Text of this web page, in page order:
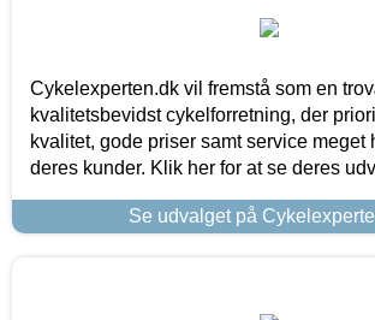
Cykelexperten.dk vil fremstå som en
kvalitetsbevidst cykelforretning, der
kvalitet, gode priser samt service meget
deres kunder. Klik her for at se deres
Se udvalget på